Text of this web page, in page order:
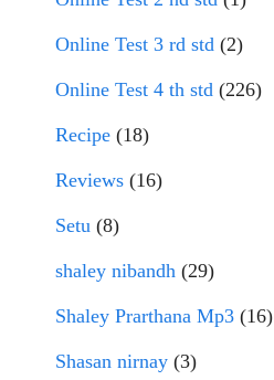
Online Test 3 rd std (2)
Online Test 4 th std (226)
Recipe (18)
Reviews (16)
Setu (8)
shaley nibandh (29)
Shaley Prarthana Mp3 (16)
Shasan nirnay (3)